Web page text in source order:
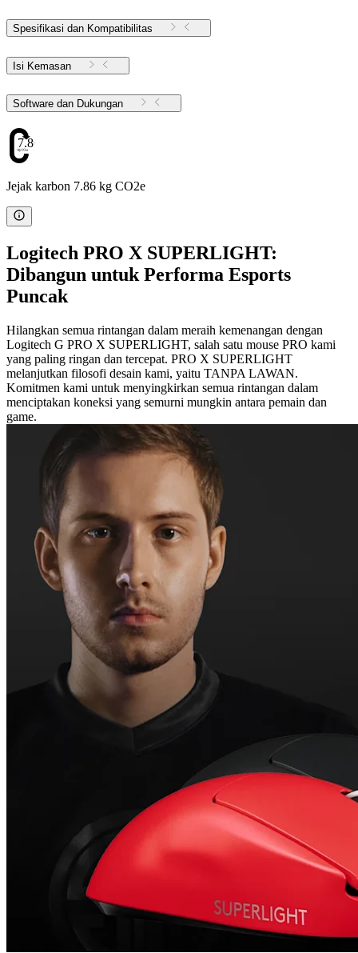
Spesifikasi dan Kompatibilitas
Isi Kemasan
Software dan Dukungan
7.86
Jejak karbon 7.86 kg CO2e
Logitech PRO X SUPERLIGHT:
Dibangun untuk Performa Esports
Puncak
Hilangkan semua rintangan dalam meraih kemenangan dengan
Logitech G PRO X SUPERLIGHT, salah satu mouse PRO kami
yang paling ringan dan tercepat. PRO X SUPERLIGHT
melanjutkan filosofi desain kami, yaitu TANPA LAWAN.
Komitmen kami untuk menyingkirkan semua rintangan dalam
menciptakan koneksi yang semurni mungkin antara pemain dan
game.